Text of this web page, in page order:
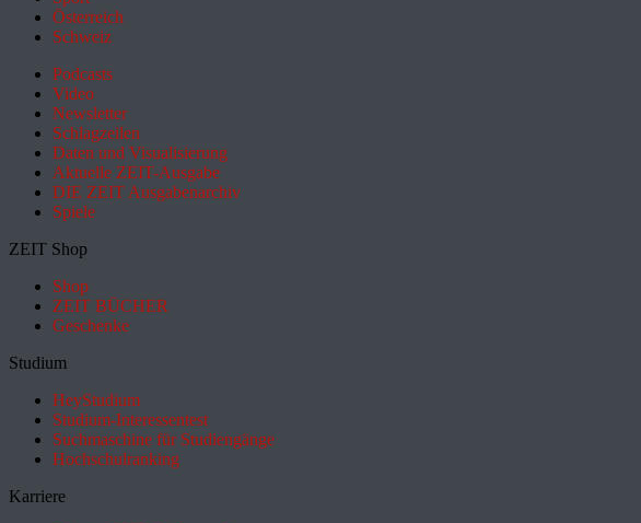
Österreich
Schweiz
Podcasts
Video
Newsletter
Schlagzeilen
Daten und Visualisierung
Aktuelle ZEIT-Ausgabe
DIE ZEIT Ausgabenarchiv
Spiele
ZEIT Shop
Shop
ZEIT BÜCHER
Geschenke
Studium
HeyStudium
Studium-Interessentest
Suchmaschine für Studiengänge
Hochschulranking
Karriere